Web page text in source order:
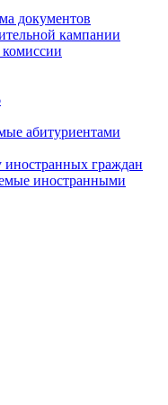
документов
кампании
абитуриентами
иностранных граждан
иностранными